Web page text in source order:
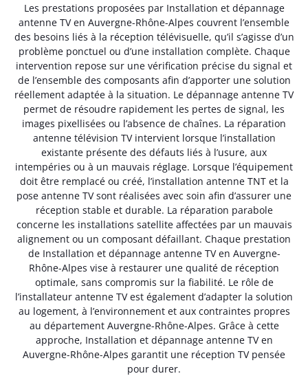
Les prestations proposées par Installation et dépannage
antenne TV en Auvergne-Rhône-Alpes couvrent l’ensemble
des besoins liés à la réception télévisuelle, qu’il s’agisse d’un
problème ponctuel ou d’une installation complète. Chaque
intervention repose sur une vérification précise du signal et
de l’ensemble des composants afin d’apporter une solution
réellement adaptée à la situation. Le dépannage antenne TV
permet de résoudre rapidement les pertes de signal, les
images pixellisées ou l’absence de chaînes. La réparation
antenne télévision TV intervient lorsque l’installation
existante présente des défauts liés à l’usure, aux
intempéries ou à un mauvais réglage. Lorsque l’équipement
doit être remplacé ou créé, l’installation antenne TNT et la
pose antenne TV sont réalisées avec soin afin d’assurer une
réception stable et durable. La réparation parabole
concerne les installations satellite affectées par un mauvais
alignement ou un composant défaillant. Chaque prestation
de Installation et dépannage antenne TV en Auvergne-
Rhône-Alpes vise à restaurer une qualité de réception
optimale, sans compromis sur la fiabilité. Le rôle de
l’installateur antenne TV est également d’adapter la solution
au logement, à l’environnement et aux contraintes propres
au département Auvergne-Rhône-Alpes. Grâce à cette
approche, Installation et dépannage antenne TV en
Auvergne-Rhône-Alpes garantit une réception TV pensée
pour durer.